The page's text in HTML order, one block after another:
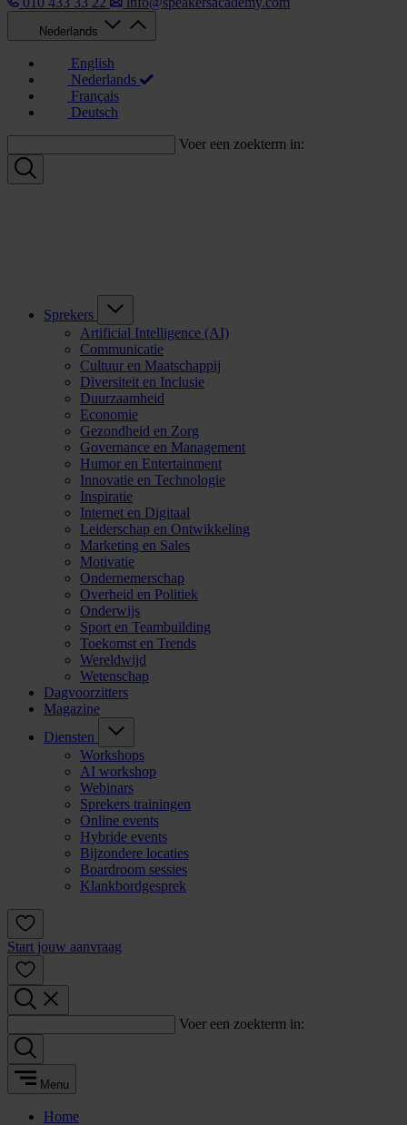
Nederlands
English
Nederlands
Français
Deutsch
Voer een zoekterm in:
Sprekers
Artificial Intelligence (AI)
Communicatie
Cultuur en Maatschappij
Diversiteit en Inclusie
Duurzaamheid
Economie
Gezondheid en Zorg
Governance en Management
Humor en Entertainment
Innovatie en Technologie
Inspiratie
Internet en Digitaal
Leiderschap en Ontwikkeling
Marketing en Sales
Motivatie
Ondernemerschap
Overheid en Politiek
Onderwijs
Sport en Teambuilding
Toekomst en Trends
Wereldwijd
Wetenschap
Dagvoorzitters
Magazine
Diensten
Workshops
AI workshop
Webinars
Sprekers trainingen
Online events
Hybride events
Bijzondere locaties
Boardroom sessies
Klankbordgesprek
Start jouw aanvraag
Voer een zoekterm in:
Menu
Home